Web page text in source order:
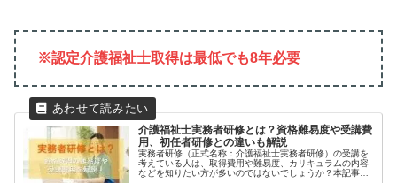
※認定介護福祉士取得は最低でも8年必要
介護福祉士実務者研修とは？資格難易度や受講費
用、初任者研修との違いも解説
実務者研修（正式名称：介護福祉士実務者研修）の受講を
考えている人は、取得費用や難易度、カリキュラムの内容
などを知りたい方が多いのではないでしょうか？本記事で